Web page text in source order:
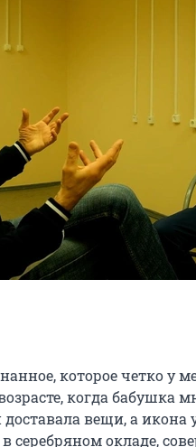
которое четко у
когда бабушка
вещи, а икона
серебряном окладе,